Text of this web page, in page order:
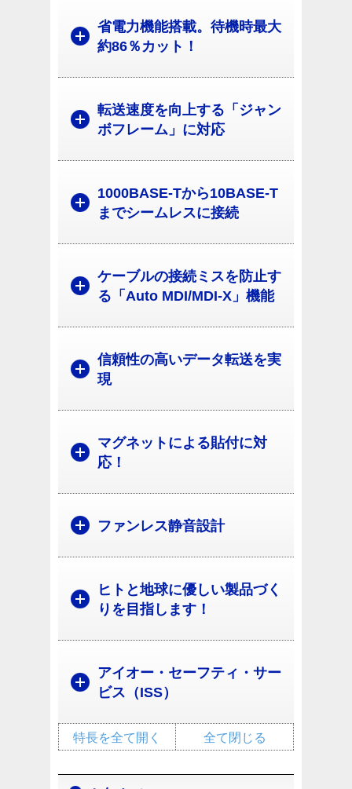
省電力機能搭載。待機時最大
約86％カット！
転送速度を向上する「ジャン
ボフレーム」に対応
1000BASE-Tから10BASE-T
までシームレスに接続
ケーブルの接続ミスを防止す
る「Auto MDI/MDI-X」機能
信頼性の高いデータ転送を実
現
マグネットによる貼付に対
応！
ファンレス静音設計
ヒトと地球に優しい製品づく
りを目指します！
アイオー・セーフティ・サー
ビス（ISS）
全て閉じる
特長を全て開く